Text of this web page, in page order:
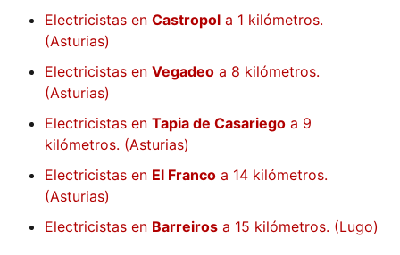
Electricistas en Castropol a 1 kilómetros.
(Asturias)
Electricistas en Vegadeo a 8 kilómetros.
(Asturias)
Electricistas en Tapia de Casariego a 9
kilómetros. (Asturias)
Electricistas en El Franco a 14 kilómetros.
(Asturias)
Electricistas en Barreiros a 15 kilómetros. (Lugo)